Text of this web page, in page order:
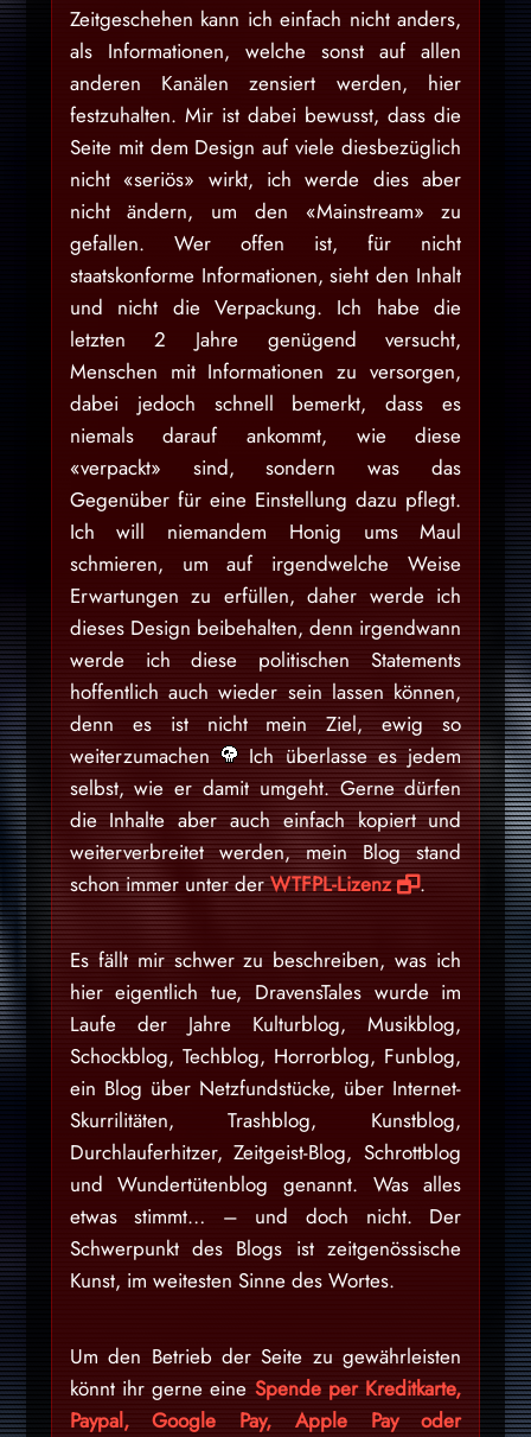
Zeitgeschehen kann ich einfach nicht anders,
als Informationen, welche sonst auf allen
anderen Kanälen zensiert werden, hier
festzuhalten. Mir ist dabei bewusst, dass die
Seite mit dem Design auf viele diesbezüglich
nicht «seriös» wirkt, ich werde dies aber
nicht ändern, um den «Mainstream» zu
gefallen. Wer offen ist, für nicht
staatskonforme Informationen, sieht den Inhalt
und nicht die Verpackung. Ich habe die
letzten 2 Jahre genügend versucht,
Menschen mit Informationen zu versorgen,
dabei jedoch schnell bemerkt, dass es
niemals darauf ankommt, wie diese
«verpackt» sind, sondern was das
Gegenüber für eine Einstellung dazu pflegt.
Ich will niemandem Honig ums Maul
schmieren, um auf irgendwelche Weise
Erwartungen zu erfüllen, daher werde ich
dieses Design beibehalten, denn irgendwann
werde ich diese politischen Statements
hoffentlich auch wieder sein lassen können,
denn es ist nicht mein Ziel, ewig so
weiterzumachen
Ich überlasse es jedem
selbst, wie er damit umgeht. Gerne dürfen
die Inhalte aber auch einfach kopiert und
weiterverbreitet werden, mein Blog stand
schon immer unter derWTFPL-Lizenz .
Es fällt mir schwer zu beschreiben, was ich
hier eigentlich tue, DravensTales wurde im
Laufe der Jahre Kulturblog, Musikblog,
Schockblog, Techblog, Horrorblog, Funblog,
ein Blog über Netzfundstücke, über Internet-
Skurrilitäten, Trashblog, Kunstblog,
Durchlauferhitzer, Zeitgeist-Blog, Schrottblog
und Wundertütenblog genannt. Was alles
etwas stimmt… – und doch nicht. Der
Schwerpunkt des Blogs ist zeitgenössische
Kunst, im weitesten Sinne des Wortes.
Um den Betrieb der Seite zu gewährleisten
könnt ihr gerne eine Spende per Kreditkarte,
Paypal, Google Pay, Apple Pay oder